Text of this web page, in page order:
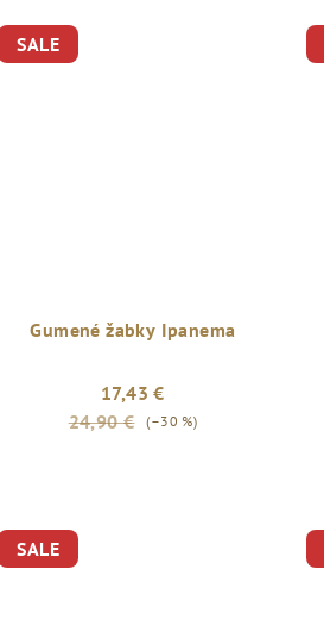
SALE
Gumené žabky Ipanema
17,43 €
24,90 €
(–30 %)
SALE